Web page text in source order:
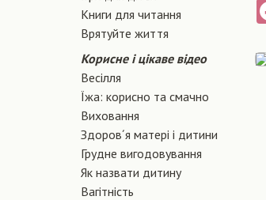
Книги для читання
Врятуйте життя
Корисне і цікаве відео
Весілля
Їжа: корисно та смачно
Виховання
Здоров´я матері і дитини
Грудне вигодовування
Як назвати дитину
Вагiтнiсть